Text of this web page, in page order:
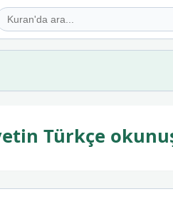
Türkçe